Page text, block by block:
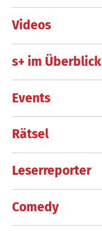
Videos
s+ im Überblick
Events
Rätsel
Leserreporter
Comedy